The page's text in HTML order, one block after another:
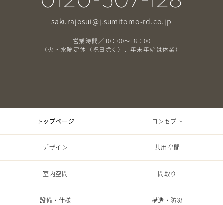
sakurajosui@j.sumitomo-rd.co.jp
営業時間／10：00〜18：00
（火・水曜定休（祝日除く）、年末年始は休業）
トップページ コンセプト
デザイン 共⽤空間
室内空間 間取り
設備・仕様 構造・防災